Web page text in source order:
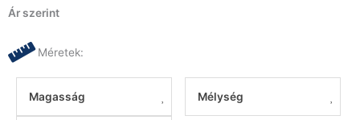
Ár szerint
Méretek:
Magasság Mélység